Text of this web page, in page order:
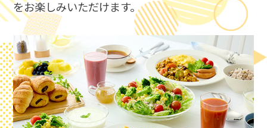
をお楽しみいただけます。​